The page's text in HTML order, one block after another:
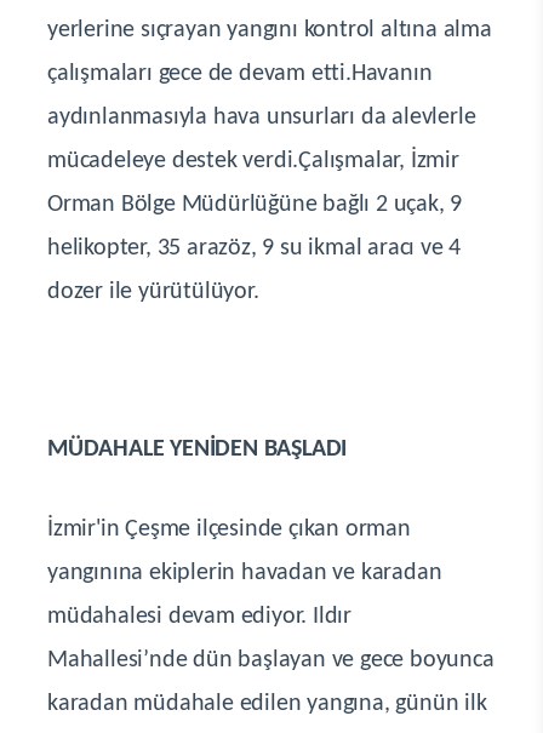
yerlerine sıçrayan yangını kontrol altına alma
çalışmaları gece de devam etti.Havanın
aydınlanmasıyla hava unsurları da alevlerle
mücadeleye destek verdi.Çalışmalar, İzmir
Orman Bölge Müdürlüğüne bağlı 2 uçak, 9
helikopter, 35 arazöz, 9 su ikmal aracı ve 4
dozer ile yürütülüyor.
MÜDAHALE YENİDEN BAŞLADI
İzmir'in Çeşme ilçesinde çıkan orman
yangınına ekiplerin havadan ve karadan
müdahalesi devam ediyor. Ildır
Mahallesi’nde dün başlayan ve gece boyunca
karadan müdahale edilen yangına, günün ilk